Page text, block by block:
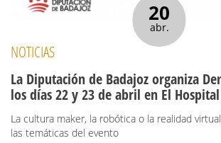
20
abr.
NOTICIAS
La Diputación de Badajoz organiza
los días 22 y 23 de abril en El Hospital
La cultura maker, la robótica o la realidad
las temáticas del evento